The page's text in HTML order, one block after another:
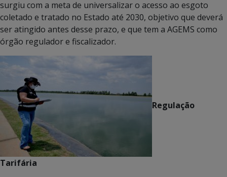
surgiu com a meta de universalizar o acesso ao esgoto
coletado e tratado no Estado até 2030, objetivo que deverá
ser atingido antes desse prazo, e que tem a AGEMS como
órgão regulador e fiscalizador.
Regulação
Tarifária